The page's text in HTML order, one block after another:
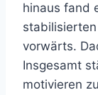
hinaus fand
vorwärts.
Insgesamt
motivieren